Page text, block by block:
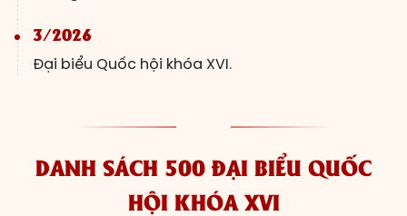
3/2026
Đại biểu Quốc hội khóa XVI.
DANH SÁCH 500 ĐẠI BIỂU QUỐC
HỘI KHÓA XVI